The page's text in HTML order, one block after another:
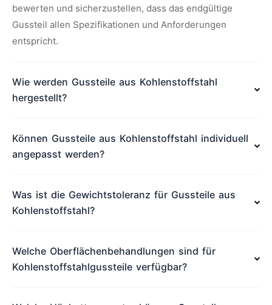
bewerten und sicherzustellen, dass das endgültige
Gussteil allen Spezifikationen und Anforderungen
entspricht.
Wie werden Gussteile aus Kohlenstoffstahl
hergestellt?
Können Gussteile aus Kohlenstoffstahl individuell
angepasst werden?
Was ist die Gewichtstoleranz für Gussteile aus
Kohlenstoffstahl?
Welche Oberflächenbehandlungen sind für
Kohlenstoffstahlgussteile verfügbar?